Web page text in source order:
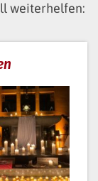
weiterhelfen: